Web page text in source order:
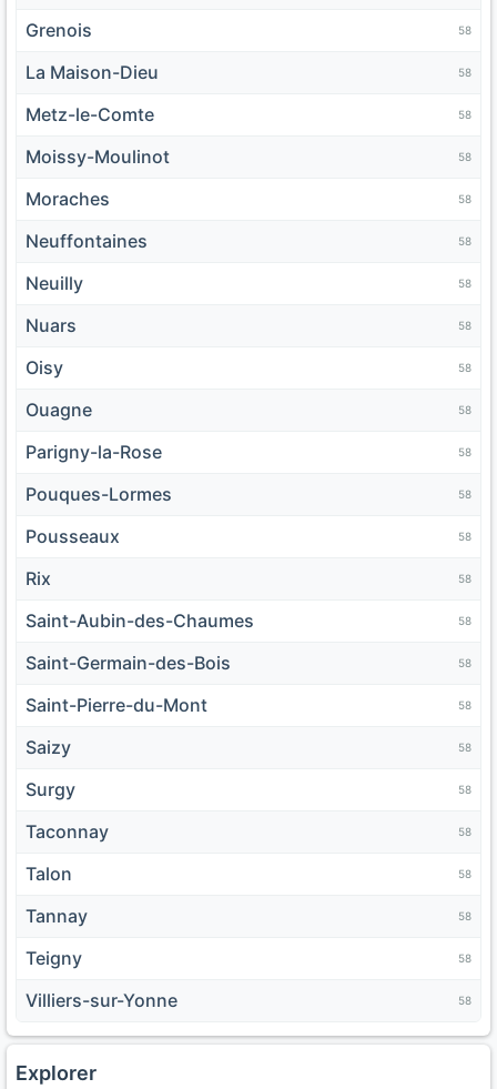
Grenois 58
La Maison-Dieu 58
Metz-le-Comte 58
Moissy-Moulinot 58
Moraches 58
Neuffontaines 58
Neuilly 58
Nuars 58
Oisy 58
Ouagne 58
Parigny-la-Rose 58
Pouques-Lormes 58
Pousseaux 58
Rix 58
Saint-Aubin-des-Chaumes 58
Saint-Germain-des-Bois 58
Saint-Pierre-du-Mont 58
Saizy 58
Surgy 58
Taconnay 58
Talon 58
Tannay 58
Teigny 58
Villiers-sur-Yonne 58
Explorer